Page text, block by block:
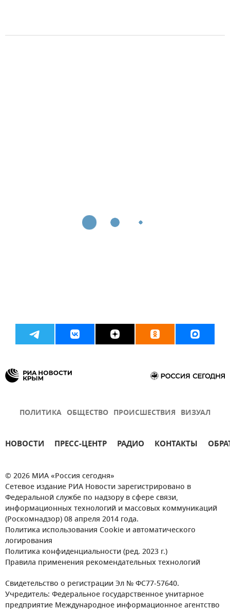
ПОЛИТИКА ОБЩЕСТВО ПРОИСШЕСТВИЯ ВИЗУАЛ
НОВОСТИ ПРЕСС-ЦЕНТР РАДИО КОНТАКТЫ
© 2026 МИА «Россия сегодня»
Сетевое издание РИА Новости зарегистрировано в
Федеральной службе по надзору в сфере связи,
информационных технологий и массовых коммуникаций
(Роскомнадзор) 08 апреля 2014 года.
Политика использования Cookie и автоматического
логирования
Политика конфиденциальности (ред. 2023 г.)
Правила применения рекомендательных технологий
Свидетельство о регистрации Эл № ФС77-57640.
Учредитель: Федеральное государственное унитарное
предприятие Международное информационное агентство